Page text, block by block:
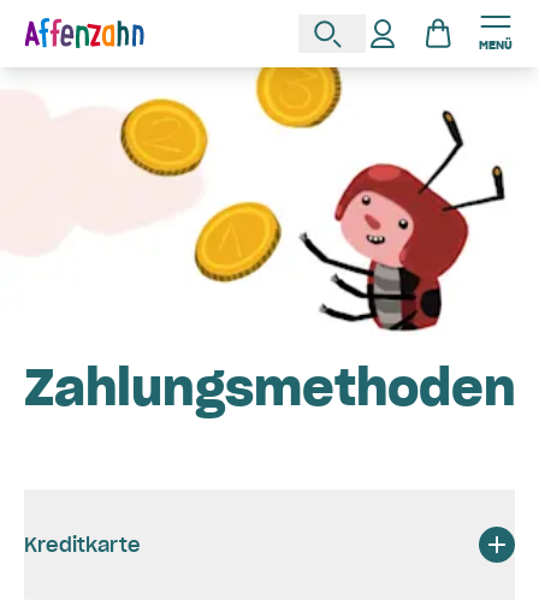
MENÜ
Zahlungsmethoden
Kreditkarte